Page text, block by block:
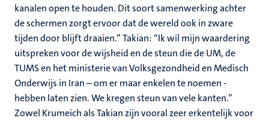
kanalen open te houden. Dit soort samenwerking achter
de schermen zorgt ervoor dat de wereld ook in zware
tijden door blijft draaien.” Takian: “Ik wil mijn waardering
uitspreken voor de wijsheid en de steun die de UM, de
TUMS en het ministerie van Volksgezondheid en Medisch
Onderwijs in Iran – om er maar enkelen te noemen -
hebben laten zien. We kregen steun van vele kanten.”
Zowel Krumeich als Takian zijn vooral zeer erkentelijk voor